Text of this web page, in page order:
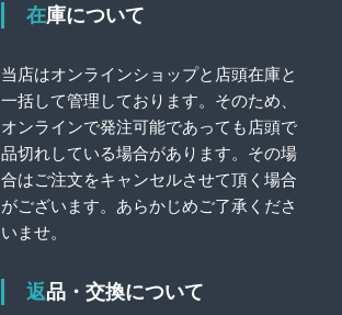
在庫について
当店はオンラインショップと店頭在庫と
一括して管理しております。そのため、
オンラインで発注可能であっても店頭で
品切れしている場合があります。その場
合はご注文をキャンセルさせて頂く場合
がございます。あらかじめご了承くださ
いませ。
返品・交換について